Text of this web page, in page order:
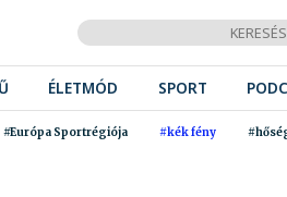
ÉLETMÓD SPORT
#Európa Sportrégiója #kék fény